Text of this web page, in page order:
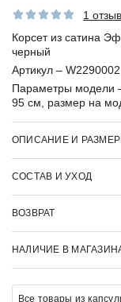
1 отзыв
Корсет из сатина
черный
Артикул – W2290002
Параметры модели
95 см, размер на
ОПИСАНИЕ И
СОСТАВ И УХОД
ВОЗВРАТ
НАЛИЧИЕ В
Все товары из